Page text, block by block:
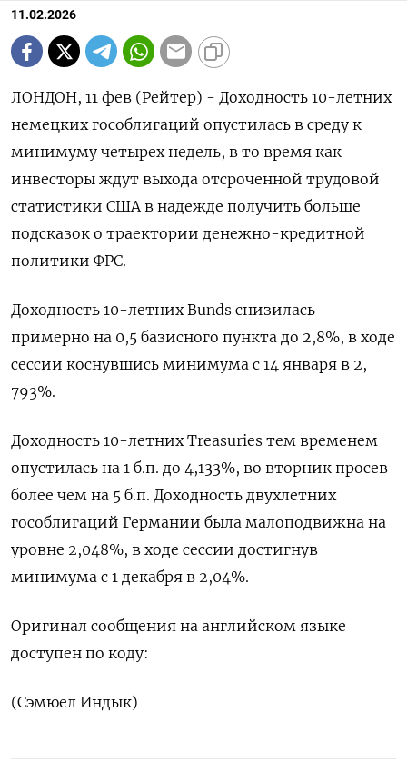
11.02.2026
ЛОНДОН, 11 фев (Рейтер) - Доходность 10-летних
немецких гособлигаций опустилась в ‌среду к
минимуму четырех недель, в то время как
инвесторы ждут ​выхода ​отсроченной ​трудовой
статистики США в ⁠надежде получить ‌больше
подсказок о ‌траектории денежно-кредитной
политики ФРС.
Доходность 10-​летних Bunds снизилась
примерно ‌на 0,5 базисного пункта ​до 2,8%, в ‌ходе
сессии коснувшись минимума с 14 января в 2,​
793%.
Доходность 10-​летних ‌Treasuries тем временем
опустилась на ​1 б.п. до 4,133%, во вторник просев
более чем на 5 б.п. Доходность двухлетних
гособлигаций Германии была малоподвижна на ​
уровне ⁠2,048%, в ходе сессии достигнув
‌минимума с 1 декабря в ‌2,04%.
Оригинал сообщения на английском ​языке
доступен по ‌коду:
(Сэмюел Индык)